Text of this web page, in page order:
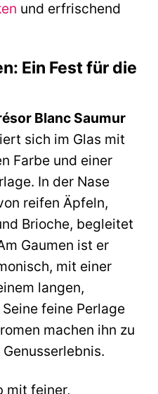
und erfrischend
Ein Fest für die
Blanc Saumur
sich im Glas mit
Farbe und einer
In der Nase
reifen Äpfeln,
Brioche, begleitet
Gaumen ist er
mit einer
langen,
feine Perlage
machen ihn zu
mit feiner,